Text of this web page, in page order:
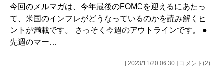
今回のメルマガは、今年最後のFOMCを迎えるにあたっ
て、米国のインフレがどうなっているのかを読み解くヒ
ントが満載です。 さっそく今週のアウトラインです。 ●
先週のマー…
[ 2023/11/20 06:30 ] コメント(2)